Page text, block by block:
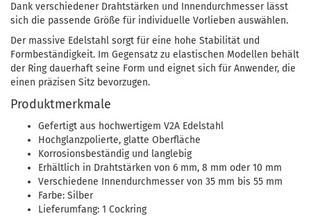
Dank verschiedener Drahtstärken und Innendurchmesser lässt
sich die passende Größe für individuelle Vorlieben auswählen.
Der massive Edelstahl sorgt für eine hohe Stabilität und
Formbeständigkeit. Im Gegensatz zu elastischen Modellen behält
der Ring dauerhaft seine Form und eignet sich für Anwender, die
einen präzisen Sitz bevorzugen.
Produktmerkmale
Gefertigt aus hochwertigem V2A Edelstahl
Hochglanzpolierte, glatte Oberfläche
Korrosionsbeständig und langlebig
Erhältlich in Drahtstärken von 6 mm, 8 mm oder 10 mm
Verschiedene Innendurchmesser von 35 mm bis 55 mm
Farbe: Silber
Lieferumfang: 1 Cockring